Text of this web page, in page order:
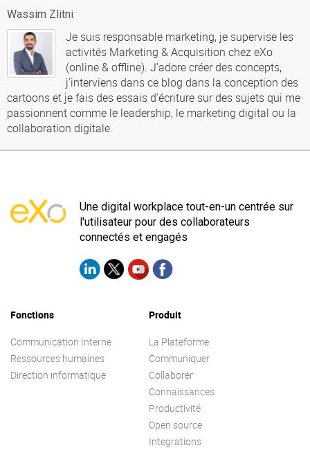
Wassim Zlitni
Je suis responsable marketing, je supervise les
activités Marketing & Acquisition chez eXo
(online & offline). J’adore créer des concepts,
j’interviens dans ce blog dans la conception des
cartoons et je fais des essais d’écriture sur des sujets qui me
passionnent comme le leadership, le marketing digital ou la
collaboration digitale.
Une digital workplace tout-en-un centrée sur
l'utilisateur pour des collaborateurs
connectés et engagés
Fonctions
Communication Interne
Ressources humaines
Direction informatique
Produit
La Plateforme
Communiquer
Collaborer
Connaissances
Productivité
Open source
Integrations